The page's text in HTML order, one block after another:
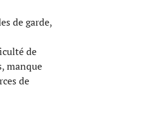
de garde,
de
manque
de